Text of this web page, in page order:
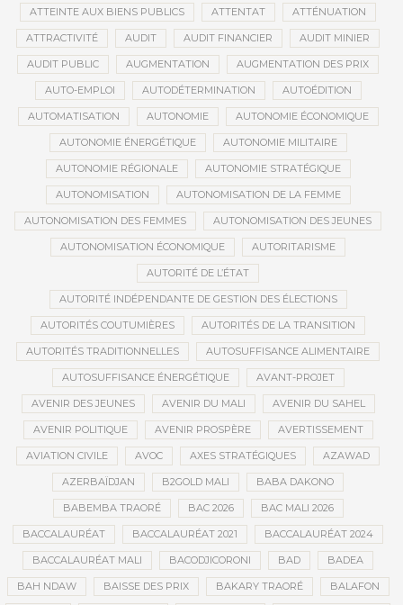
ATTEINTE AUX BIENS PUBLICS ATTENTAT ATTÉNUATION
ATTRACTIVITÉ AUDIT AUDIT FINANCIER AUDIT MINIER
AUDIT PUBLIC AUGMENTATION AUGMENTATION DES PRIX
AUTO-EMPLOI AUTODÉTERMINATION AUTOÉDITION
AUTOMATISATION AUTONOMIE AUTONOMIE ÉCONOMIQUE
AUTONOMIE ÉNERGÉTIQUE AUTONOMIE MILITAIRE
AUTONOMIE RÉGIONALE AUTONOMIE STRATÉGIQUE
AUTONOMISATION AUTONOMISATION DE LA FEMME
AUTONOMISATION DES FEMMES AUTONOMISATION DES JEUNES
AUTONOMISATION ÉCONOMIQUE AUTORITARISME
AUTORITÉ DE L’ÉTAT
AUTORITÉ INDÉPENDANTE DE GESTION DES ÉLECTIONS
AUTORITÉS COUTUMIÈRES AUTORITÉS DE LA TRANSITION
AUTORITÉS TRADITIONNELLES AUTOSUFFISANCE ALIMENTAIRE
AUTOSUFFISANCE ÉNERGÉTIQUE AVANT-PROJET
AVENIR DES JEUNES AVENIR DU MALI AVENIR DU SAHEL
AVENIR POLITIQUE AVENIR PROSPÈRE AVERTISSEMENT
AVIATION CIVILE AVOC AXES STRATÉGIQUES AZAWAD
AZERBAÏDJAN B2GOLD MALI BABA DAKONO
BABEMBA TRAORÉ BAC 2026 BAC MALI 2026
BACCALAURÉAT BACCALAURÉAT 2021 BACCALAURÉAT 2024
BACCALAURÉAT MALI BACODJICORONI BAD BADEA
BAH NDAW BAISSE DES PRIX BAKARY TRAORÉ BALAFON